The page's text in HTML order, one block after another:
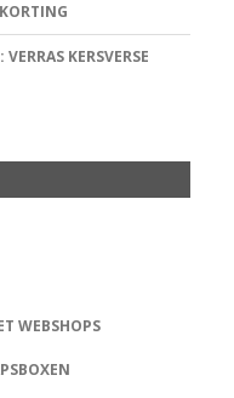
KERSVERSE
WEBSHOPS